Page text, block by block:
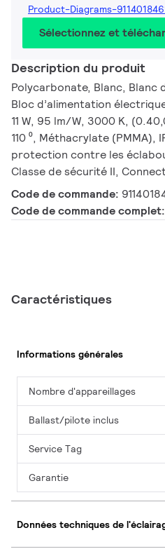
Product-Diagrams-
Sélectionnez et
Description du produit
Polycarbonate, Blanc, Blanc
Bloc d’alimentation
11 W, 95 lm/W, 3000 K,
110 ⁰, Méthacrylate (PMMA),
protection contre les
Classe de sécurité II,
Code de commande:
Code de commande complet:
Caractéristiques
Informations générales
Nombre d'appareillages
Ballast/pilote inclus
Service Tag
Garantie
Données techniques de